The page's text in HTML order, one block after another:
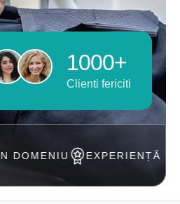
1000+
Clienti fericiti
EXPERIENȚĂ DE PESTE 20 ANI